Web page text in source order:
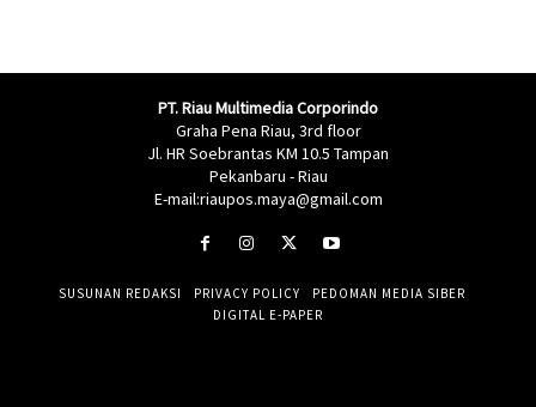
PT. Riau Multimedia Corporindo
Graha Pena Riau, 3rd floor
Jl. HR Soebrantas KM 10.5 Tampan
Pekanbaru - Riau
E-mail:riaupos.maya@gmail.com
SUSUNAN REDAKSI PRIVACY POLICY
PEDOMAN MEDIA SIBER
DIGITAL E-PAPER